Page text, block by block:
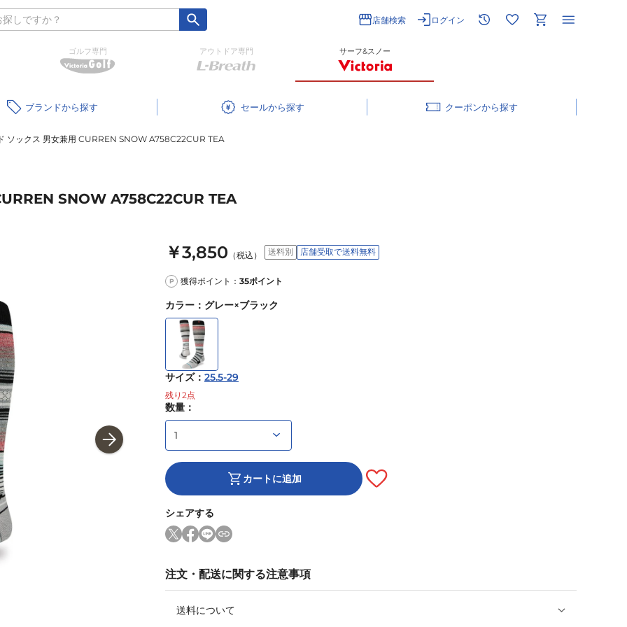
店舗検索 ログイン
ゴルフ専門 アウトドア専門 サーフ&スノー
ブランド セール クーポン
ソックス 男女兼用 CURREN SNOW A758C22CUR TEA
SNOW A758C22CUR TEA
￥3,850 （税込） 送料別 店舗受取で送料無料
P 獲得ポイント： 35ポイント
カラー ： グレー×ブラック
サイズ： 25.5-29
残り 2 点
数量：
カートに追加
シェアする
注文・配送に関する注意事項
送料について